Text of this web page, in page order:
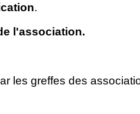
.
l'association.
les greffes des